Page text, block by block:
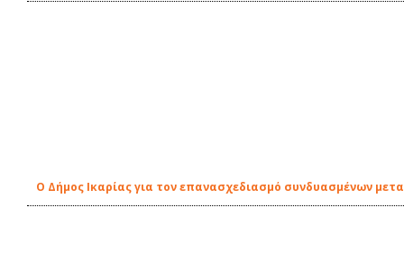
O Δήμος Ικαρίας για τον επανασχεδιασμό συνδυασμένων